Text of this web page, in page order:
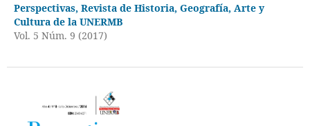
Perspectivas, Revista de Historia, Geografía, Arte y
Cultura de la UNERMB
Vol. 5 Núm. 9 (2017)